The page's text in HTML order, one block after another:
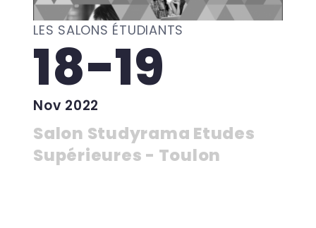
LES SALONS ÉTUDIANTS
18-19
Nov 2022
Salon Studyrama Etudes
Supérieures - Toulon